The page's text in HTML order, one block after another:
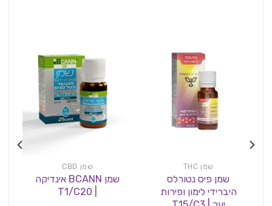
שמן THC
שמן פיס נטורלס
היברידי לימון ופירות
שמן CBD
שמן BCANN אינדיקה